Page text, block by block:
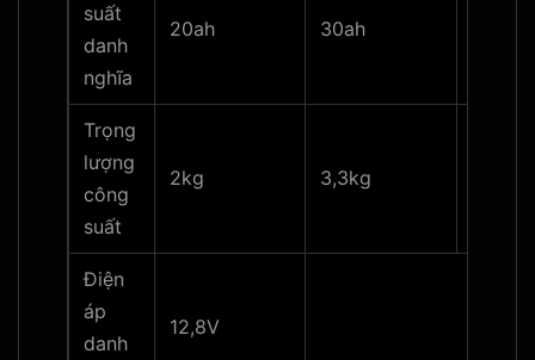
suất
danh
nghĩa
20ah 30ah
Trọng
lượng
công
suất
2kg 3,3kg
Điện
áp
danh
12,8V